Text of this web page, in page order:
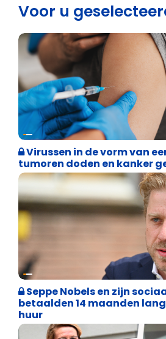
Voor u
Weekblad 't Pallieterke
Virussen in de vorm van
tumoren doden en kanker
Binnenland politiek
Seppe Nobels en zijn
betaalden 14 maanden
huur